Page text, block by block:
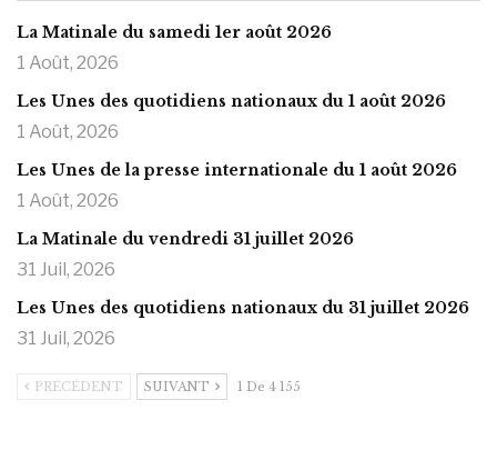
La Matinale du samedi 1er août 2026
1 Août, 2026
Les Unes des quotidiens nationaux du 1 août 2026
1 Août, 2026
Les Unes de la presse internationale du 1 août 2026
1 Août, 2026
La Matinale du vendredi 31 juillet 2026
31 Juil, 2026
Les Unes des quotidiens nationaux du 31 juillet 2026
31 Juil, 2026
PRÉCÉDENT SUIVANT 1 De 4 155